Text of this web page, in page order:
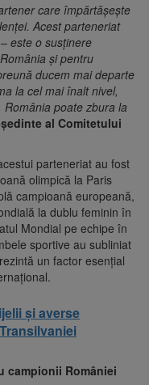
care împărtășește
Acest parteneriat
este o susținere
și pentru
ducem mai departe
la cel mai înalt nivel,
poate zbura la
al Comitetului
parteneriat au fost
olimpică la Paris
campioană europeană,
la dublu feminin în
Mondial pe echipe în
sportive au subliniat
un factor esențial
și averse
campionii României